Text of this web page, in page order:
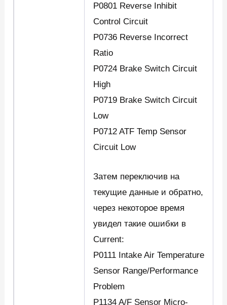
P0801 Reverse Inhibit
Control Circuit
P0736 Reverse Incorrect
Ratio
P0724 Brake Switch Circuit
High
P0719 Brake Switch Circuit
Low
P0712 ATF Temp Sensor
Circuit Low
Затем переключив на
текущие данные и обратно,
через некоторое время
увидел такие ошибки в
Current:
P0111 Intake Air Temperature
Sensor Range/Performance
Problem
P1134 A/F Sensor Micro-